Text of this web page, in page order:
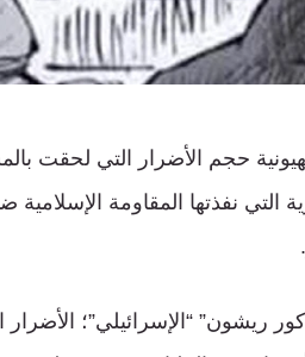
حجم الأضرار التي لحقت
التي نفذتها المقاومة